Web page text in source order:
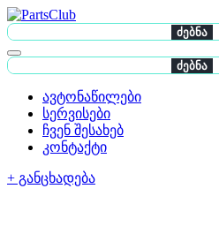
ძებნა
ძებნა
ავტონაწილები
სერვისები
ჩვენ შესახებ
კონტაქტი
+ განცხადება